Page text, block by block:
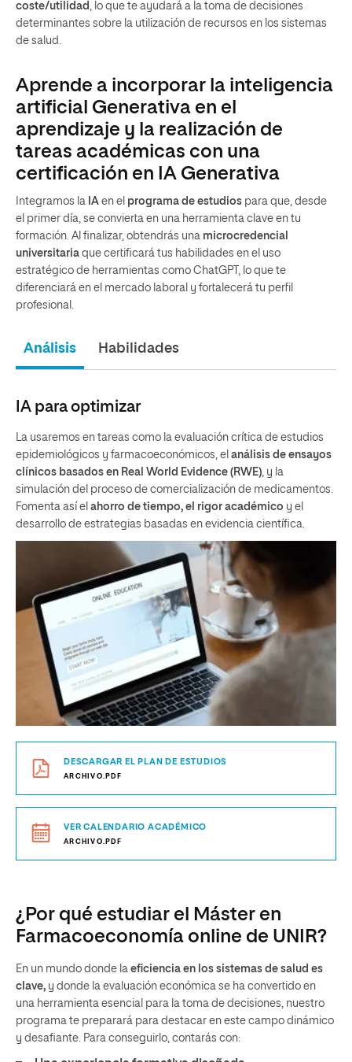
coste/utilidad, lo que te ayudará a la toma de decisiones
determinantes sobre la utilización de recursos en los sistemas
de salud.
Aprende a incorporar la inteligencia
artificial Generativa en el
aprendizaje y la realización de
tareas académicas con una
certificación en IA Generativa
Integramos la IA en el programa de estudios para que, desde
el primer día, se convierta en una herramienta clave en tu
formación. Al finalizar, obtendrás una microcredencial
universitaria que certificará tus habilidades en el uso
estratégico de herramientas como ChatGPT, lo que te
diferenciará en el mercado laboral y fortalecerá tu perfil
profesional.
Análisis Habilidades
IA para optimizar
La usaremos en tareas como la evaluación crítica de estudios
epidemiológicos y farmacoeconómicos, el análisis de ensayos
clínicos basados en Real World Evidence (RWE), y la
simulación del proceso de comercialización de medicamentos.
Fomenta así el ahorro de tiempo, el rigor académico y el
desarrollo de estrategias basadas en evidencia científica.
DESCARGAR EL PLAN DE ESTUDIOS
ARCHIVO.PDF
VER CALENDARIO ACADÉMICO
ARCHIVO.PDF
¿Por qué estudiar el Máster en
Farmacoeconomía online de UNIR?
En un mundo donde la eficiencia en los sistemas de salud es
clave, y donde la evaluación económica se ha convertido en
una herramienta esencial para la toma de decisiones, nuestro
programa te preparará para destacar en este campo dinámico
y desafiante. Para conseguirlo, contarás con: